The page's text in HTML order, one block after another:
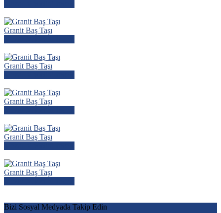
Granit Baş Taşı
Granit Baş Taşı
Granit Baş Taşı
Granit Baş Taşı
Granit Baş Taşı
Bizi Sosyal Medyada Takip Edin